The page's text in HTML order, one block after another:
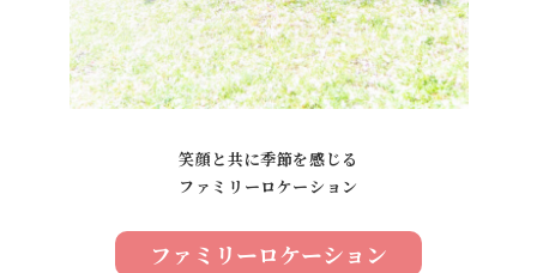
笑顔と共に季節を感じる
ファミリーロケーション
ファミリーロケーション